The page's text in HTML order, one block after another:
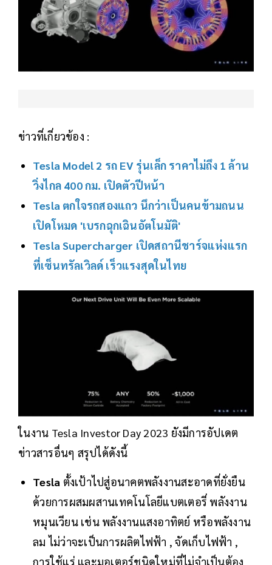
ข่าวที่เกี่ยวข้อง :
Tesla Model 2 รถ EV รุ่นเล็ก ราคาไม่ถึง 1 ล้าน
วิ่งไกล 400 กม. เปิดตัวปีหน้า
Tesla ตกใจรถสองแถว นึกว่าเป็นคนข้ามถนน
เปิดโหมด 'เบรกฉุกเฉินอัตโนมัติ'
Tesla Supercharger เปิดสถานีชาร์จแห่งแรก
ที่เซ็นทรัลเวิลด์ เร็วแรงสุดในไทย
ในงาน Tesla Investor Day 2023 ยังมีการอัปเดต
ข่าวสารอื่นๆ สรุปได้ดังนี้
Tesla ตั้งเป้าไปสู่อนาคตพลังงานสะอาดที่ยั่งยืน
ด้วยการผสมผสานเทคโนโลยีแบตเตอรี่ พลังงาน
หมุนเวียน เช่น พลังงานแสงอาทิตย์ หรือพลังงาน
ลม ไม่ว่าจะเป็นการผลิตไฟฟ้า , จัดเก็บไฟฟ้า ,
การใช้แร่ และมอเตอร์ชนิดใหม่ที่ไม่จำเป็นต้อง